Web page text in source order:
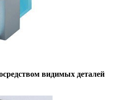
видимых деталей